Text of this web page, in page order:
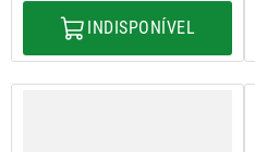
INDISPONÍVEL